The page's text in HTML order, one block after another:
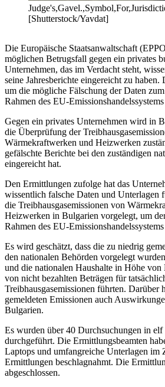
[Shutterstock/Yavdat]
Die Europäische Staatsanwaltschaft
möglichen Betrugsfall gegen ein privates
Unternehmen, das im Verdacht steht,
seine Jahresberichte eingereicht zu haben.
um die mögliche Fälschung der Daten
Rahmen des EU-
Gegen ein privates Unternehmen wird in
die Überprüfung der
Wärmekraftwerken und Heizwerken
gefälschte Berichte bei den zuständigen
eingereicht hat.
Den Ermittlungen zufolge hat das
wissentlich falsche Daten und Unterlagen
die Treibhausgasemissionen von
Heizwerken in Bulgarien vorgelegt, um
Rahmen des EU-
Es wird geschätzt, dass die zu niedrig
den nationalen Behörden vorgelegt
und die nationalen Haushalte in Höhe
von nicht bezahlten Beträgen für
Treibhausgasemissionen führten. Darüber
gemeldeten Emissionen auch
Bulgarien.
Es wurden über 40 Durchsuchungen in elf
durchgeführt. Die Ermittlungsbeamten
Laptops und umfangreiche Unterlagen im
Ermittlungen beschlagnahmt. Die
abgeschlossen.